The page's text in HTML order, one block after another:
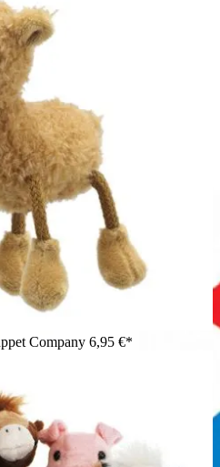
Alphabet, vier Klebebögen
auf weißem
Company 6,95 €*